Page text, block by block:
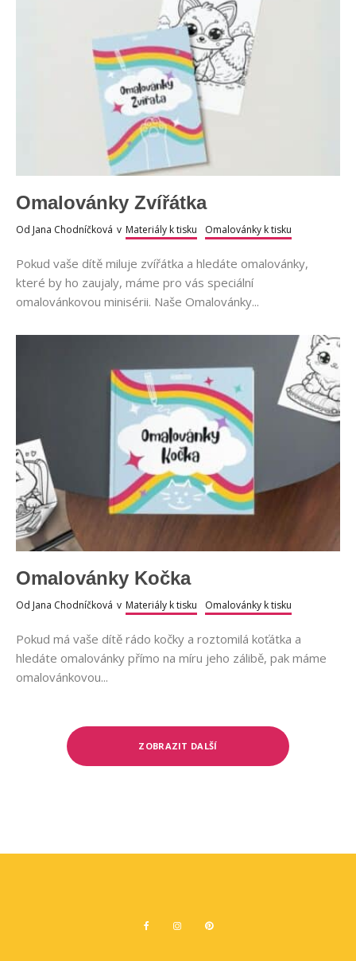
Omalovánky Zvířátka
Od Jana Chodníčková v Materiály k tisku Omalovánky k tisku
Pokud vaše dítě miluje zvířátka a hledáte omalovánky,
které by ho zaujaly, máme pro vás speciální
omalovánkovou minisérii. Naše Omalovánky...
Omalovánky Kočka
Od Jana Chodníčková v Materiály k tisku Omalovánky k tisku
Pokud má vaše dítě rádo kočky a roztomilá koťátka a
hledáte omalovánky přímo na míru jeho zálibě, pak máme
omalovánkovou...
ZOBRAZIT DALŠÍ